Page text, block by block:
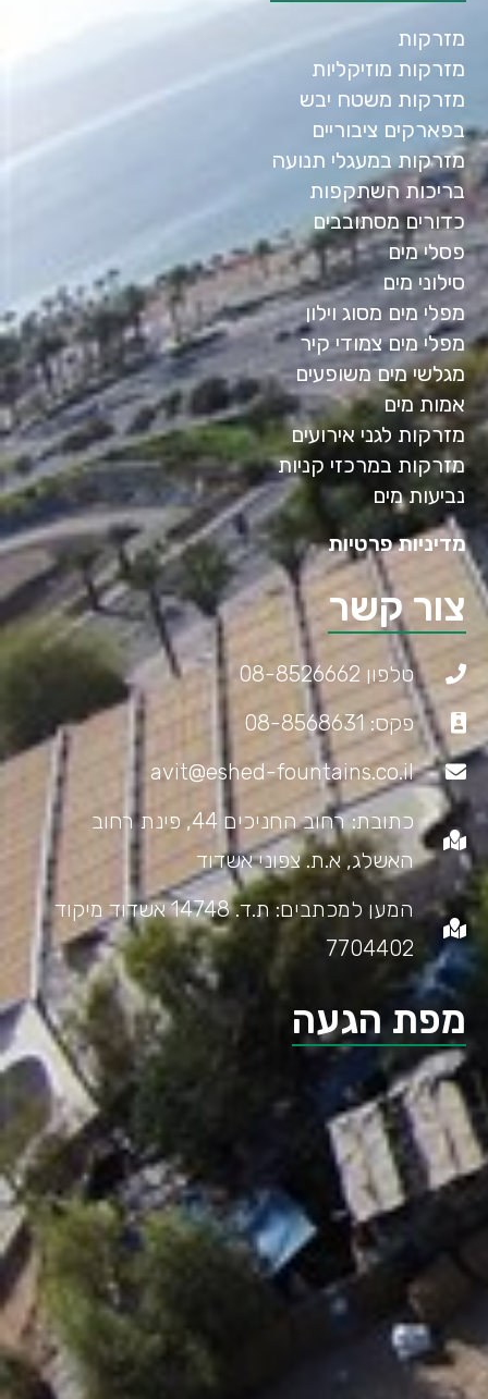
מזרקות
מזרקות מוזיקליות
מזרקות משטח יבש
בפארקים ציבוריים
מזרקות במעגלי תנועה
בריכות השתקפות
כדורים מסתובבים
פסלי מים
סילוני מים
מפלי מים מסוג וילון
מפלי מים צמודי קיר
מגלשי מים משופעים
אמות מים
מזרקות לגני אירועים
מזרקות במרכזי קניות
נביעות מים
מדיניות פרטיות
צור קשר
טלפון 08-8526662
פקס: 08-8568631
avit@eshed-fountains.co.il
כתובת: רחוב החניכים 44, פינת רחוב
האשלג, א.ת. צפוני אשדוד
המען למכתבים: ת.ד. 14748 אשדוד מיקוד
7704402
מפת הגעה